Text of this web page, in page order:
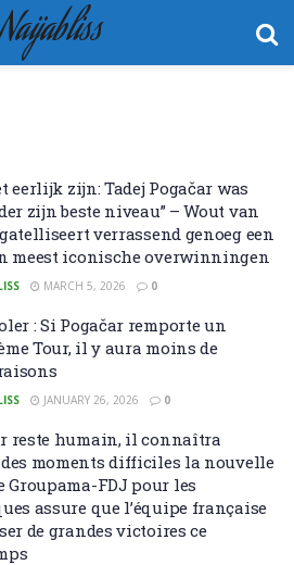
Naijabliss
eerlijk zijn: Tadej Pogačar was
zijn beste niveau” – Wout van
verrassend genoeg een
meest iconische overwinningen
MARCH 5, 2026 0
: Si Pogačar remporte un
Tour, il y aura moins de
JANUARY 26, 2026 0
reste humain, il connaîtra
moments difficiles la nouvelle
Groupama-FDJ pour les
assure que l’équipe française
de grandes victoires ce